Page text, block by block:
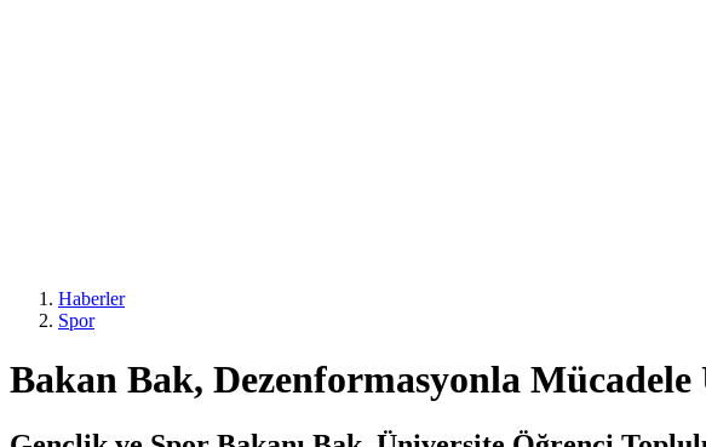
Haberler
Spor
Bakan Bak, Dezenformasyonla